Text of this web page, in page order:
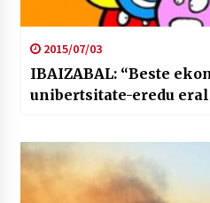
2015/07/03
IBAIZABAL: “Beste
unibertsitate-eredu